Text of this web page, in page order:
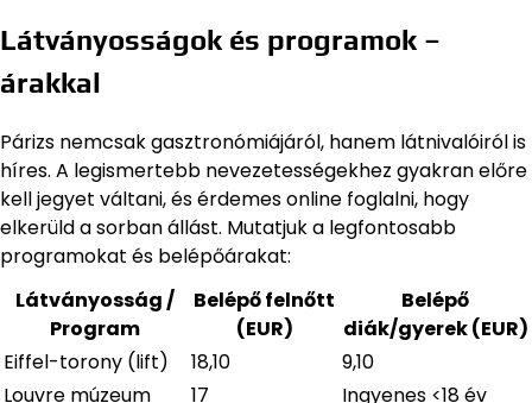
Látványosságok és programok –
árakkal
Párizs nemcsak gasztronómiájáról, hanem látnivalóiról is
híres. A legismertebb nevezetességekhez gyakran előre
kell jegyet váltani, és érdemes online foglalni, hogy
elkerüld a sorban állást. Mutatjuk a legfontosabb
programokat és belépőárakat:
Látványosság /
Program
Belépő felnőtt
(EUR)
Belépő
diák/gyerek (EUR)
Eiffel-torony (lift)
18,10
9,10
Louvre múzeum
17
Ingyenes <18 év